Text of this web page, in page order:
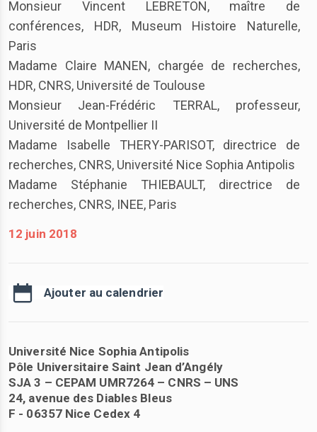
Monsieur Vincent LEBRETON, maître de
conférences, HDR, Museum Histoire Naturelle,
Paris
Madame Claire MANEN, chargée de recherches,
HDR, CNRS, Université de Toulouse
Monsieur Jean-Frédéric TERRAL, professeur,
Université de Montpellier II
Madame Isabelle THERY-PARISOT, directrice de
recherches, CNRS, Université Nice Sophia Antipolis
Madame Stéphanie THIEBAULT, directrice de
recherches, CNRS, INEE, Paris
12 juin 2018
Ajouter au calendrier
Université Nice Sophia Antipolis
Pôle Universitaire Saint Jean d’Angély
SJA 3 – CEPAM UMR7264 – CNRS – UNS
24, avenue des Diables Bleus
F - 06357 Nice Cedex 4